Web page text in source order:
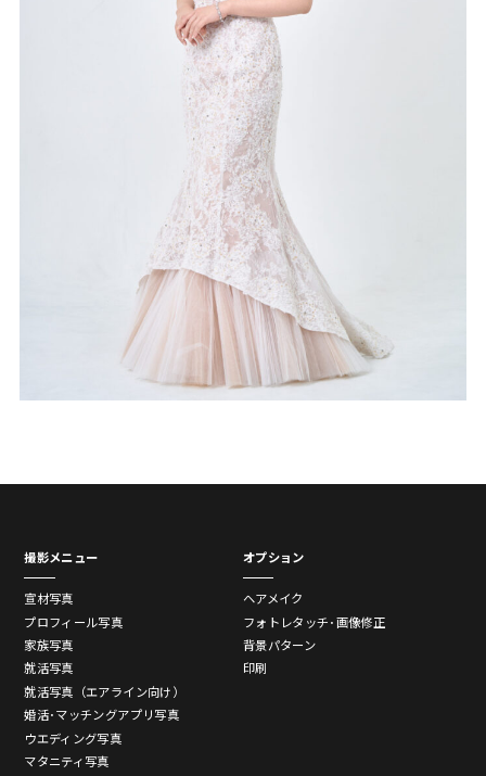
撮影メニュー
宣材写真
プロフィール写真
家族写真
就活写真
就活写真（エアライン向け）
婚活･マッチングアプリ写真
ウエディング写真
マタニティ写真
オプション
ヘアメイク
フォトレタッチ･画像修正
背景パターン
印刷